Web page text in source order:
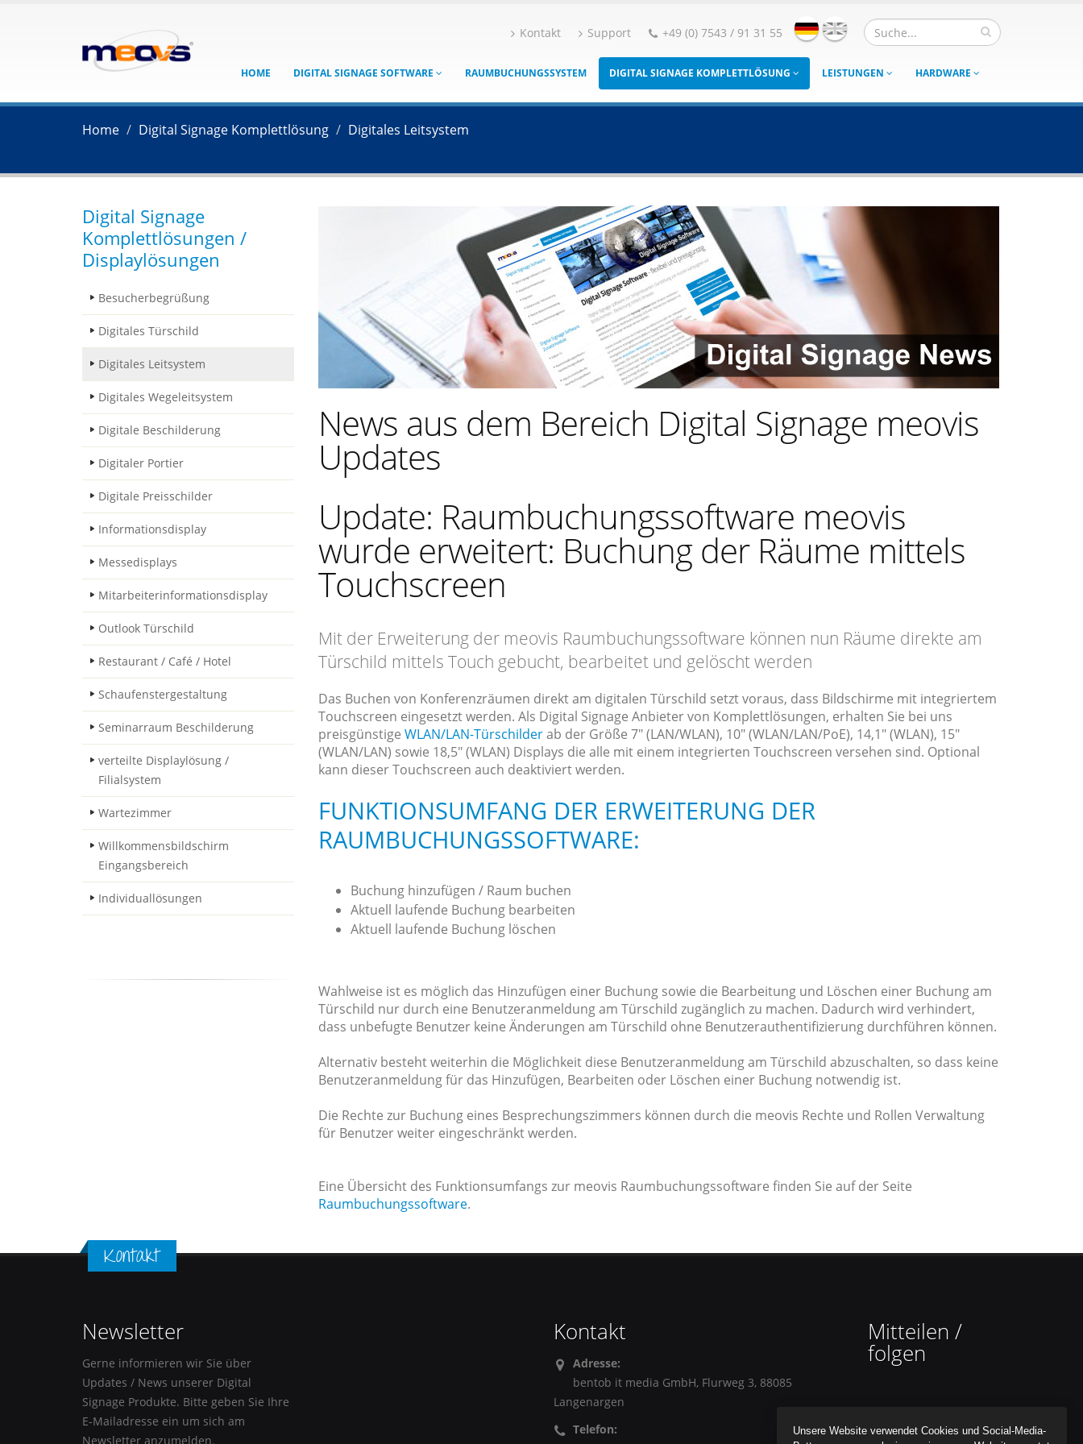
Kontakt Support +49 (0) 7543 / 91 31 55
HOME DIGITAL SIGNAGE SOFTWARE RAUMBUCHUNGSSYSTEM DIGITAL SIGNAGE KOMPLETTLÖSUNG LEISTUNGEN HARDWARE
Home Digital Signage Komplettlösung Digitales Leitsystem
Digital Signage
Komplettlösungen /
Displaylösungen
Besucherbegrüßung
Digitales Türschild
Digitales Leitsystem
Digitales Wegeleitsystem
Digitale Beschilderung
Digitaler Portier
Digitale Preisschilder
Informationsdisplay
Messedisplays
Mitarbeiterinformationsdisplay
Outlook Türschild
Restaurant / Café / Hotel
Schaufenstergestaltung
Seminarraum Beschilderung
verteilte Displaylösung /
Filialsystem
Wartezimmer
Willkommensbildschirm
Eingangsbereich
Individuallösungen
News aus dem Bereich Digital Signage meovis
Updates
Update: Raumbuchungssoftware meovis
wurde erweitert: Buchung der Räume mittels
Touchscreen
Mit der Erweiterung der meovis Raumbuchungssoftware können nun Räume direkte am
Türschild mittels Touch gebucht, bearbeitet und gelöscht werden
Das Buchen von Konferenzräumen direkt am digitalen Türschild setzt voraus, dass Bildschirme mit integriertem
Touchscreen eingesetzt werden. Als Digital Signage Anbieter von Komplettlösungen, erhalten Sie bei uns
preisgünstige WLAN/LAN-Türschilderab der Größe 7" (LAN/WLAN), 10" (WLAN/LAN/PoE), 14,1" (WLAN), 15"
(WLAN/LAN) sowie 18,5" (WLAN) Displays die alle mit einem integrierten Touchscreen versehen sind. Optional
kann dieser Touchscreen auch deaktiviert werden.
FUNKTIONSUMFANG DER ERWEITERUNG DER
RAUMBUCHUNGSSOFTWARE:
Buchung hinzufügen / Raum buchen
Aktuell laufende Buchung bearbeiten
Aktuell laufende Buchung löschen
Wahlweise ist es möglich das Hinzufügen einer Buchung sowie die Bearbeitung und Löschen einer Buchung am
Türschild nur durch eine Benutzeranmeldung am Türschild zugänglich zu machen. Dadurch wird verhindert,
dass unbefugte Benutzer keine Änderungen am Türschild ohne Benutzerauthentifizierung durchführen können.
Alternativ besteht weiterhin die Möglichkeit diese Benutzeranmeldung am Türschild abzuschalten, so dass keine
Benutzeranmeldung für das Hinzufügen, Bearbeiten oder Löschen einer Buchung notwendig ist.
Die Rechte zur Buchung eines Besprechungszimmers können durch die meovis Rechte und Rollen Verwaltung
für Benutzer weiter eingeschränkt werden.
Eine Übersicht des Funktionsumfangs zur meovis Raumbuchungssoftware finden Sie auf der Seite
Raumbuchungssoftware.
Kontakt
Newsletter
Gerne informieren wir Sie über
Updates / News unserer Digital
Signage Produkte. Bitte geben Sie Ihre
E-Mailadresse ein um sich am
Newsletter anzumelden.
Kontakt
Adresse:
bentob it media GmbH, Flurweg 3, 88085
Langenargen
Telefon:
Mitteilen /
folgen
Unsere Website verwendet Cookies und Social-Media-